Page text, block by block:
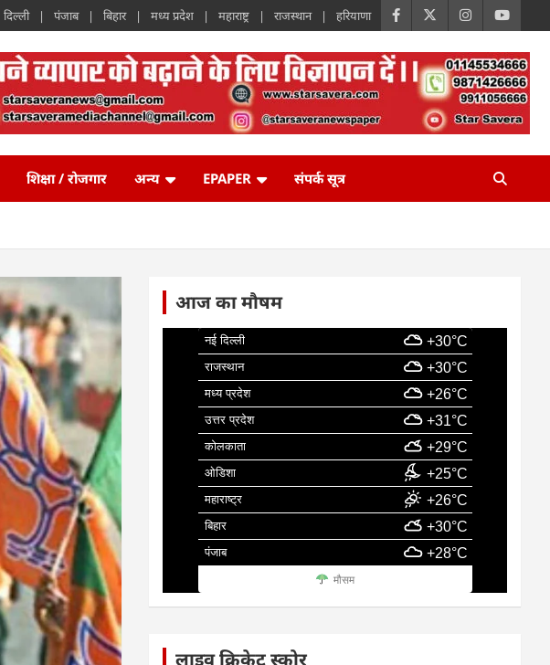
दिल्ली पंजाब बिहार मध्य प्रदेश महाराष्ट्र राजस्थान हरियाणा
शिक्षा / रोजगार अन्य EPAPER संपर्क सूत्र
आज का मौषम
नई दिल्ली +30°C
राजस्थान +30°C
मध्य प्रदेश +26°C
उत्तर प्रदेश +31°C
कोलकाता +29°C
ओडिशा +25°C
महाराष्ट्र +26°C
बिहार +30°C
पंजाब +28°C
मौसम
लाइव क्रिकेट स्कोर